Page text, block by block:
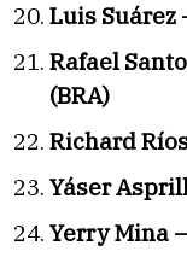
Luis Suárez
Rafael
(BRA)
Richard
Yáser
Yerry Mina